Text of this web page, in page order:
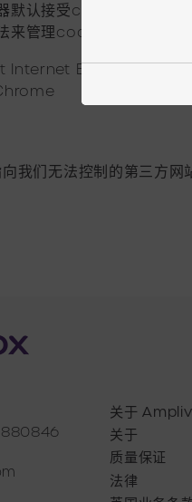
默认接受cookie。您可
来管理cookie。请按照下
Internet Explorer (IE)
我们无法控制的第三方
880846
关于
关于
质量保证
法律